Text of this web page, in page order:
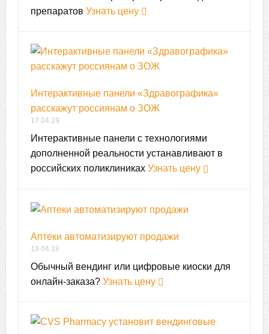
препаратов Узнать цену
Интерактивные панели «Здравографика»
расскажут россиянам о ЗОЖ
17.04.19
Интерактивные панели с технологиями
дополненной реальности устанавливают в
российских поликлиниках Узнать цену
Аптеки автоматизируют продажи
19.04.18
Обычный вендинг или цифровые киоски для
онлайн-заказа? Узнать цену